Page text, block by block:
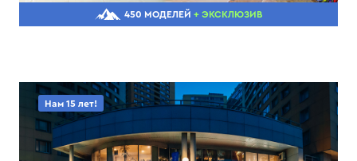
450 МОДЕЛЕЙ + ЭКСКЛЮЗИВ
Нам 15 лет!